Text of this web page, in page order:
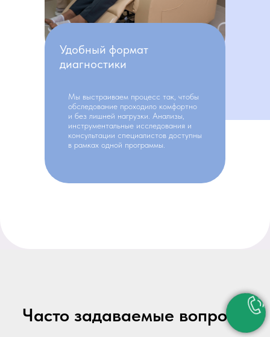
Удобный формат
диагностики
Мы выстраиваем процесс так, чтобы
обследование проходило комфортно
и без лишней нагрузки. Анализы,
инструментальные исследования и
консультации специалистов доступны
в рамках одной программы.
Часто задаваемые вопросы